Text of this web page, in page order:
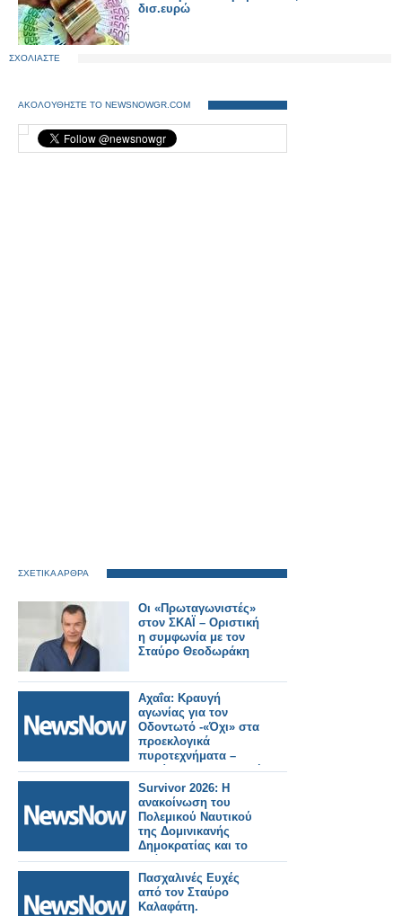
δισ.ευρώ
ΣΧΟΛΙΑΣΤΕ
ΑΚΟΛΟΥΘΗΣΤΕ ΤΟ NEWSNOWGR.COM
ΣΧΕΤΙΚΑ ΑΡΘΡΑ
Οι «Πρωταγωνιστές»
στον ΣΚΑΪ – Οριστική
η συμφωνία με τον
Σταύρο Θεοδωράκη
Αχαΐα: Κραυγή
αγωνίας για τον
Οδοντωτό -«Όχι» στα
προεκλογικά
πυροτεχνήματα –
Απαίτηση για ασφαλή
λύση.
Survivor 2026: Η
ανακοίνωση του
Πολεμικού Ναυτικού
της Δομινικανής
Δημοκρατίας και το
σκάφος που
παρέσυρε τον Σταύρο
Φλώρο
Πασχαλινές Ευχές
από τον Σταύρο
Καλαφάτη.